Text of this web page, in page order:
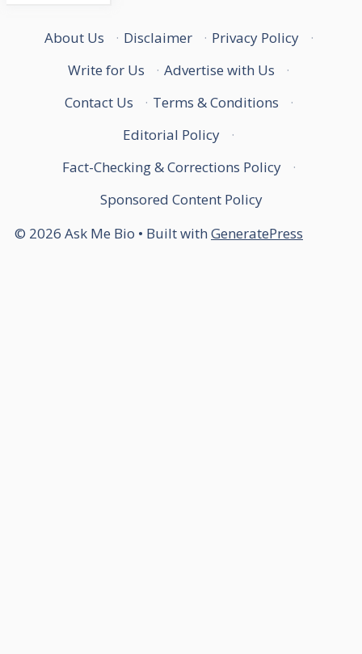
About Us · Disclaimer · Privacy Policy
·
Write for Us
· Advertise with Us
·
Contact Us
· Terms & Conditions
·
Editorial Policy
·
Fact-Checking & Corrections Policy
·
Sponsored Content Policy
© 2026 Ask Me Bio • Built with GeneratePress